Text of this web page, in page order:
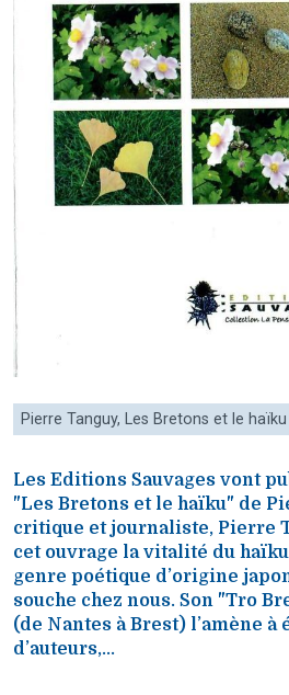
Pierre Tanguy, Les Bretons et le
Les Editions Sauvages vont
"Les Bretons et le haïku" de
critique et journaliste, Pierre
cet ouvrage la vitalité du
genre poétique d’origine
souche chez nous. Son "Tro
(de Nantes à Brest) l’amène à
d’auteurs,...